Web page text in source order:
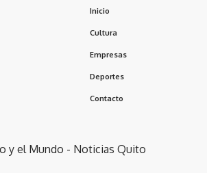
Inicio
Cultura
Empresas
Deportes
Contacto